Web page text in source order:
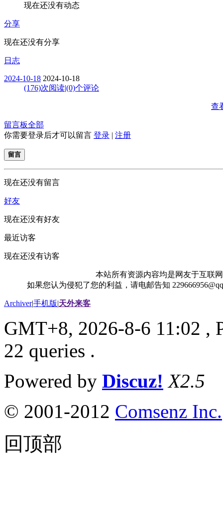
现在还没有动态
分享
现在还没有分享
日志
2024-10-18 2024-10-18
(176)次阅读|(0)个评论
查
留言板全部
你需要登录后才可以留言 登录 | 注册
留言
现在还没有留言
好友
现在还没有好友
最近访客
现在还没有访客
本站所有资源内容均是网友于互联
如果您认为侵犯了您的利益，请电邮告知
Archiver|手机版|天外来客
GMT+8, 2026-8-6 11:02 ,
22 queries .
Powered by Discuz! X2.5
© 2001-2012 Comsenz Inc.
回顶部